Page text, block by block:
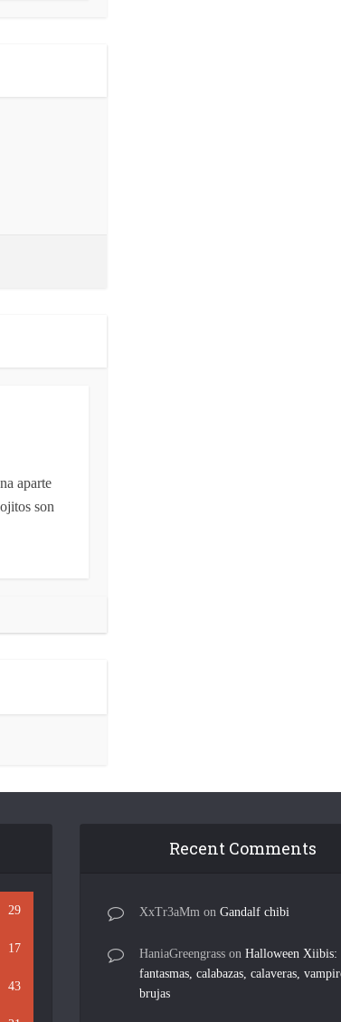
aparte
son
29
17
43
Recent Comments
XxTr3aMm onGandalf chibi
HaniaGreengrass onHalloween Xiibis:
fantasmas, calabazas, calaveras,
brujas